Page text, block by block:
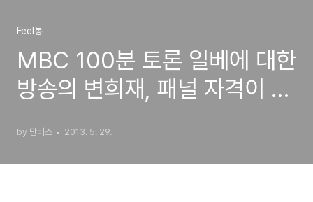
Feel통
MBC 100분 토론 일베에 대한
방송의 변희재, 패널 자격이 있
by 단비스 2013. 5. 29.